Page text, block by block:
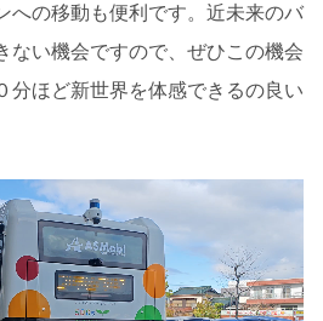
への移動も便利です。近未来のバ
ない機会ですので、ぜひこの機会
分ほど新世界を体感できるの良い